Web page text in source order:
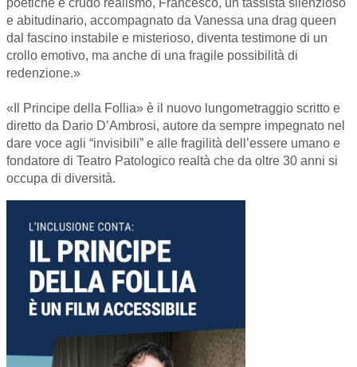
poetiche e crudo realismo, Francesco, un tassista silenzioso
e abitudinario, accompagnato da Vanessa una drag queen
dal fascino instabile e misterioso, diventa testimone di un
crollo emotivo, ma anche di una fragile possibilità di
redenzione.»
«Il Principe della Follia» è il nuovo lungometraggio scritto e
diretto da Dario D’Ambrosi, autore da sempre impegnato nel
dare voce agli “invisibili” e alle fragilità dell’essere umano e
fondatore di Teatro Patologico realtà che da oltre 30 anni si
occupa di diversità.